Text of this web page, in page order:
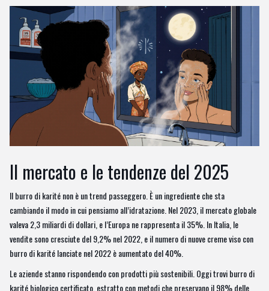
Il mercato e le tendenze del 2025
Il burro di karité non è un trend passeggero. È un ingrediente che sta
cambiando il modo in cui pensiamo all’idratazione. Nel 2023, il mercato globale
valeva 2,3 miliardi di dollari, e l’Europa ne rappresenta il 35%. In Italia, le
vendite sono cresciute del 9,2% nel 2022, e il numero di nuove creme viso con
burro di karité lanciate nel 2022 è aumentato del 40%.
Le aziende stanno rispondendo con prodotti più sostenibili. Oggi trovi burro di
karité biologico certificato, estratto con metodi che preservano il 98% delle